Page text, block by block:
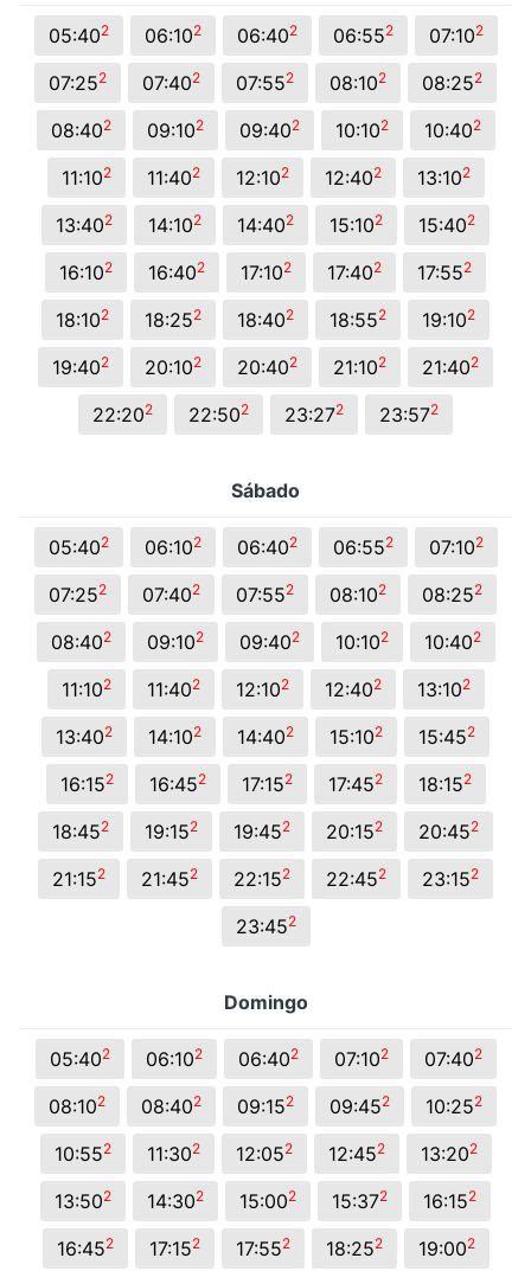
05:402 06:102 06:402 06:552 07:102
07:252 07:402 07:552 08:102 08:252
08:402 09:102 09:402 10:102 10:402
11:102 11:402 12:102 12:402 13:102
13:402 14:102 14:402 15:102 15:402
16:102 16:402 17:102 17:402 17:552
18:102 18:252 18:402 18:552 19:102
19:402 20:102 20:402 21:102 21:402
22:202 22:502 23:272 23:572
Sábado
05:402 06:102 06:402 06:552 07:102
07:252 07:402 07:552 08:102 08:252
08:402 09:102 09:402 10:102 10:402
11:102 11:402 12:102 12:402 13:102
13:402 14:102 14:402 15:102 15:452
16:152 16:452 17:152 17:452 18:152
18:452 19:152 19:452 20:152 20:452
21:152 21:452 22:152 22:452 23:152
23:452
Domingo
05:402 06:102 06:402 07:102 07:402
08:102 08:402 09:152 09:452 10:252
10:552 11:302 12:052 12:452 13:202
13:502 14:302 15:002 15:372 16:152
16:452 17:152 17:552 18:252 19:002